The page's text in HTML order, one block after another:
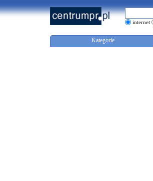
internet
Kategorie